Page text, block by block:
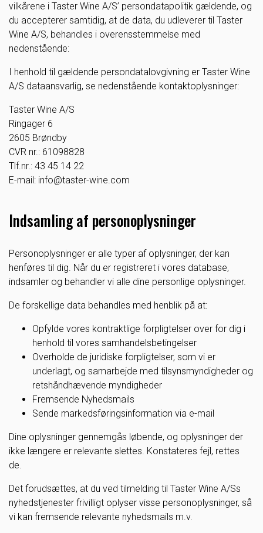
vilkårene i Taster Wine A/S’ persondatapolitik gældende, og
du accepterer samtidig, at de data, du udleverer til Taster
Wine A/S, behandles i overensstemmelse med
nedenstående:
I henhold til gældende persondatalovgivning er Taster Wine
A/S dataansvarlig, se nedenstående kontaktoplysninger:
Taster Wine A/S
Ringager 6
2605 Brøndby
CVR nr.: 61098828
Tlf.nr.: 43 45 14 22
E-mail: info@taster-wine.com
Indsamling af personoplysninger
Personoplysninger er alle typer af oplysninger, der kan
henføres til dig. Når du er registreret i vores database,
indsamler og behandler vi alle dine personlige oplysninger.
De forskellige data behandles med henblik på at:
Opfylde vores kontraktlige forpligtelser over for dig i
henhold til vores samhandelsbetingelser
Overholde de juridiske forpligtelser, som vi er
underlagt, og samarbejde med tilsynsmyndigheder og
retshåndhævende myndigheder
Fremsende Nyhedsmails
Sende markedsføringsinformation via e-mail
Dine oplysninger gennemgås løbende, og oplysninger der
ikke længere er relevante slettes. Konstateres fejl, rettes
de.
Det forudsættes, at du ved tilmelding til Taster Wine A/Ss
nyhedstjenester frivilligt oplyser visse personoplysninger, så
vi kan fremsende relevante nyhedsmails m.v.